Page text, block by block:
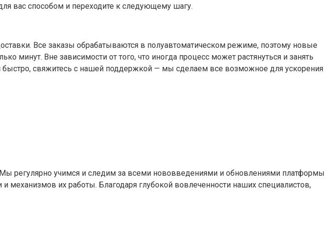
вас способом и переходите к следующему шагу.
Все заказы обрабатываются в полуавтоматическом режиме, поэтому новые
минут. Вне зависимости от того, что иногда процесс может растянуться и занять
свяжитесь с нашей поддержкой — мы сделаем все возможное для ускорения
регулярно учимся и следим за всеми нововведениями и обновлениями платформы
механизмов их работы. Благодаря глубокой вовлеченности наших специалистов,